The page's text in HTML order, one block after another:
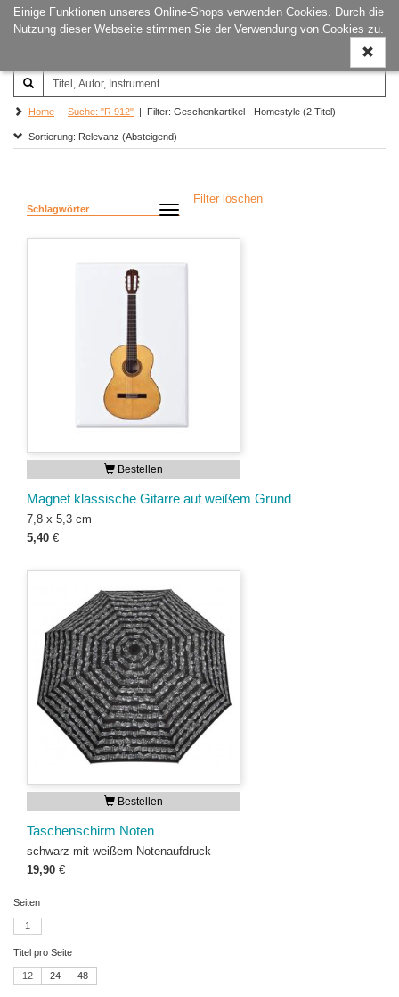
Einige Funktionen unseres Online-Shops verwenden Cookies. Durch die
Nutzung dieser Webseite stimmen Sie der Verwendung von Cookies zu.
ein-/
Joachim‐Trekel‐Musikverlag,
Hamburg
Home | Suche: "R 912" | Filter: Geschenkartikel - Homestyle (2 Titel)
Sortierung: Relevanz (Absteigend)
Schlagwörter
Filter löschen
Bestellen
Magnet klassische Gitarre auf weißem Grund
7,8 x 5,3 cm
5,40 €
Bestellen
Taschenschirm Noten
schwarz mit weißem Notenaufdruck
19,90 €
Seiten
1
Titel pro Seite
12 24 48